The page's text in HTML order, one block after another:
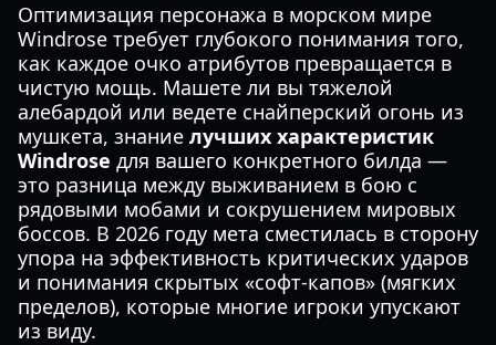
Оптимизация персонажа в морском мире
Windrose требует глубокого понимания того,
как каждое очко атрибутов превращается в
чистую мощь. Машете ли вы тяжелой
алебардой или ведете снайперский огонь из
мушкета, знание лучших характеристик
Windrose для вашего конкретного билда —
это разница между выживанием в бою с
рядовыми мобами и сокрушением мировых
боссов. В 2026 году мета сместилась в сторону
упора на эффективность критических ударов
и понимания скрытых «софт-капов» (мягких
пределов), которые многие игроки упускают
из виду.